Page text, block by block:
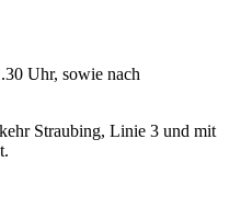
Uhr, sowie nach
Straubing, Linie 3 und mit